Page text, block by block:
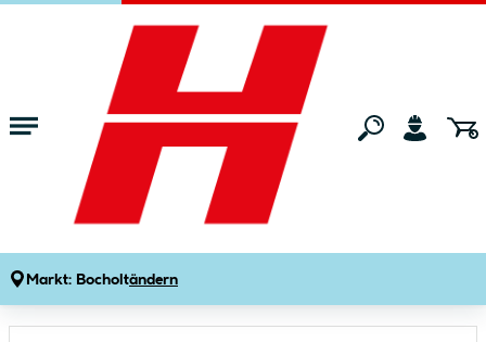
Zum Hauptinhalt springen
Markt: Bocholtändern
Bauen & Renovieren Hausentwässerung
Marley KG-Bogen 110 mm
Artikelnummer: 156371